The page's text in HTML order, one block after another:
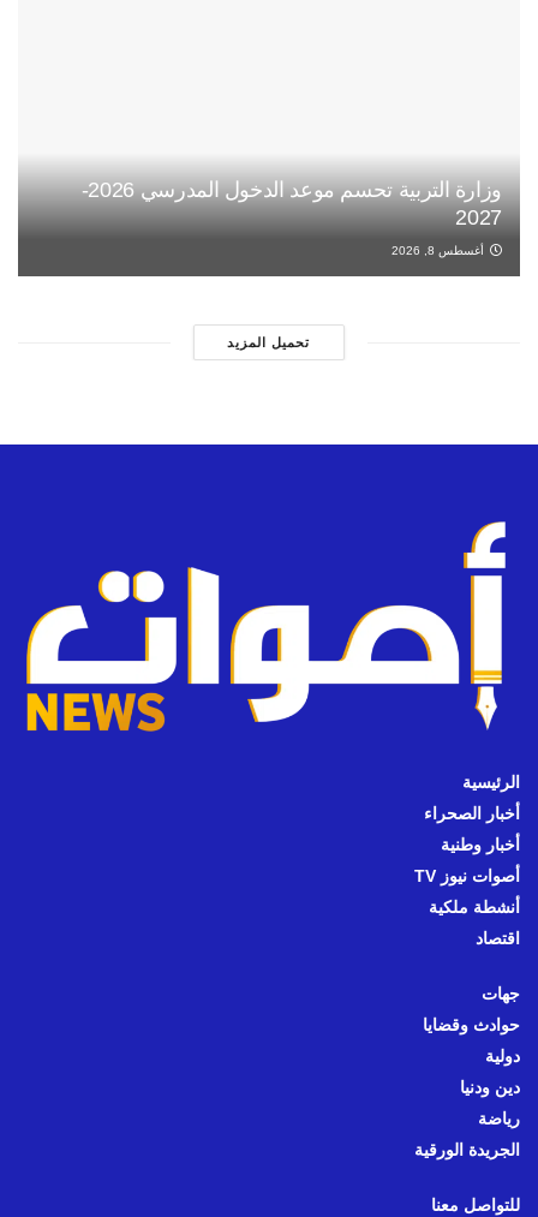
وزارة التربية تحسم موعد الدخول المدرسي 2026-
2027
أغسطس 8, 2026
تحميل المزيد
الرئيسية
أخبار الصحراء
أخبار وطنية
أصوات نيوز TV
أنشطة ملكية
اقتصاد
جهات
حوادث وقضايا
دولية
دين ودنيا
رياضة
الجريدة الورقية
للتواصل معنا